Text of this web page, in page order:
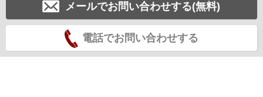
メールでお問い合わせする(無料)
電話でお問い合わせする